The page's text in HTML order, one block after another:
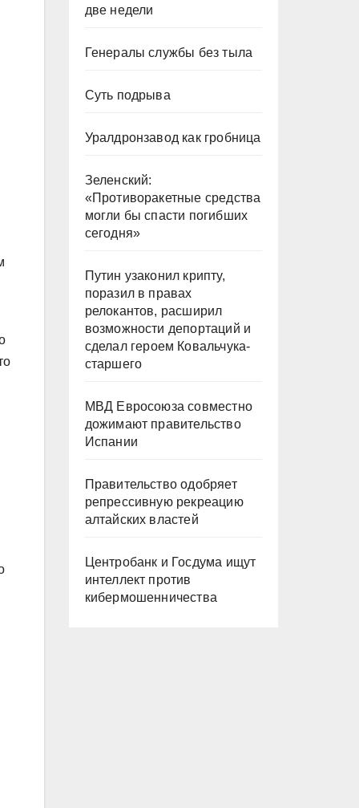
две недели
Генералы службы без тыла
Суть подрыва
Уралдронзавод как гробница
Зеленский:
«Противоракетные средства
могли бы спасти погибших
сегодня»
Путин узаконил крипту,
поразил в правах
релокантов, расширил
возможности депортаций и
сделал героем Ковальчука-
старшего
МВД Евросоюза совместно
дожимают правительство
Испании
Правительство одобряет
репрессивную рекреацию
алтайских властей
Центробанк и Госдума ищут
интеллект против
кибермошенничества